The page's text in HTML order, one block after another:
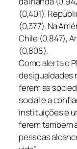
(0,401),
(0,377). Na
Chile (0,847),
(0,808).
Como alerta o
desigualdades
ferem as
social e a
instituições e
ferem também
pessoas